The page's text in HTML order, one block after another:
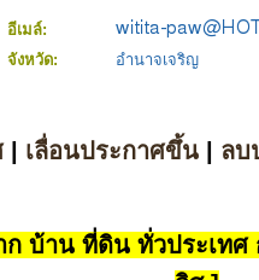
อีเมล์:
จังหวัด: อำนาจเจริญ
| เลื่อนประกาศขึ้น| ลบ
บ้าน ที่ดิน ทั่วประเทศ